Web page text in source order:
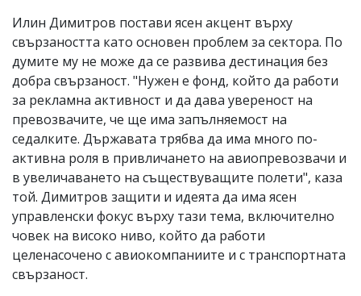
Илин Димитров постави ясен акцент върху
свързаността като основен проблем за сектора. По
думите му не може да се развива дестинация без
добра свързаност. "Нужен е фонд, който да работи
за рекламна активност и да дава увереност на
превозвачите, че ще има запълняемост на
седалките. Държавата трябва да има много по-
активна роля в привличането на авиопревозвачи и
в увеличаването на съществуващите полети", каза
той. Димитров защити и идеята да има ясен
управленски фокус върху тази тема, включително
човек на високо ниво, който да работи
целенасочено с авиокомпаниите и с транспортната
свързаност.